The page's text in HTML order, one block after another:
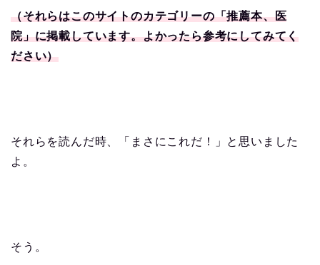
（それらはこのサイトのカテゴリーの「推薦本、医
院」に掲載しています。よかったら参考にしてみてく
ださい）
それらを読んだ時、「まさにこれだ！」と思いました
よ。
そう。